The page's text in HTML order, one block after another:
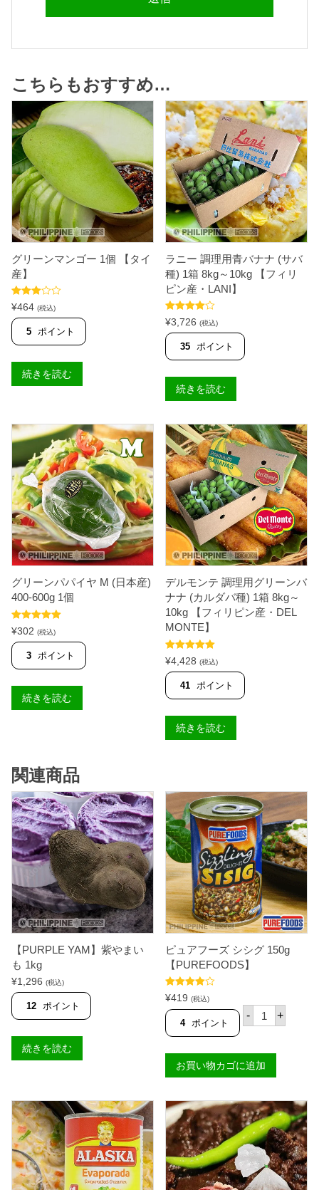
こちらもおすすめ…
グリーンマンゴー 1個 【タイ
産】
5段階中
3.50 の
評価
¥464 (税込)
5 ポイント
続きを読む
ラニー 調理用青バナナ (サバ
種) 1箱 8kg～10kg 【フィリ
ピン産・LANI】
5段階中
4.00 の評
価
¥3,726 (税込)
35 ポイント
続きを読む
グリーンパパイヤ M (日本産)
400-600g 1個
5段階中5.00
の評価
¥302 (税込)
3 ポイント
続きを読む
デルモンテ 調理用グリーンバ
ナナ (カルダバ種) 1箱 8kg～
10kg 【フィリピン産・DEL
MONTE】
5段階中 5.00
の評価
¥4,428 (税込)
41 ポイント
続きを読む
関連商品
【PURPLE YAM】紫やまい
も 1kg
¥1,296 (税込)
12 ポイント
続きを読む
ピュアフーズ シシグ 150g
【PUREFOODS】
5段階中
4.33の評
価
¥419 (税込)
4 ポイント
- ピ
ュ
ー
ズ
シ
グ
1
5
0
g
【
P
U
+
お買い物カゴに追加